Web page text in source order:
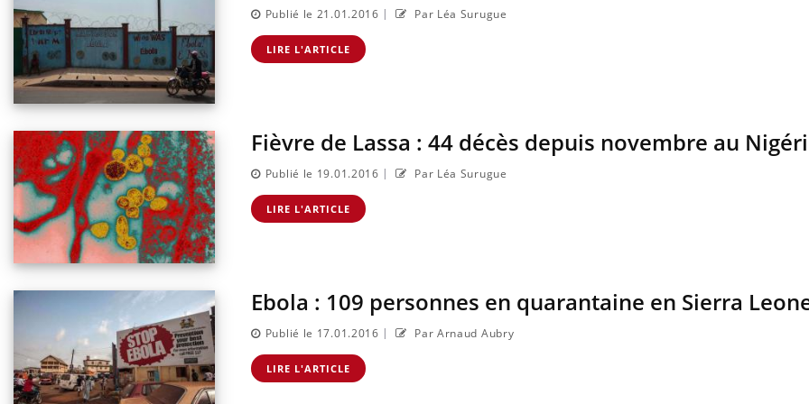
Publié le 21.01.2016 | Par Léa Surugue
LIRE L'ARTICLE
Fièvre de Lassa : 44 décès depuis novembre au
Publié le 19.01.2016 | Par Léa Surugue
LIRE L'ARTICLE
Ebola : 109 personnes en quarantaine en Sierra
Publié le 17.01.2016 | Par Arnaud Aubry
LIRE L'ARTICLE